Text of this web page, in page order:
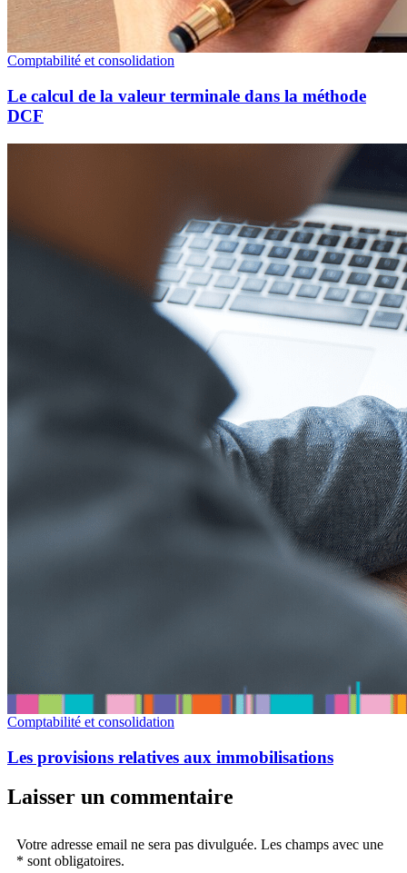
Comptabilité et consolidation
Le calcul de la valeur terminale dans la méthode
DCF
Comptabilité et consolidation
Les provisions relatives aux immobilisations
Laisser un commentaire
Votre adresse email ne sera pas divulguée. Les champs avec une
* sont obligatoires.